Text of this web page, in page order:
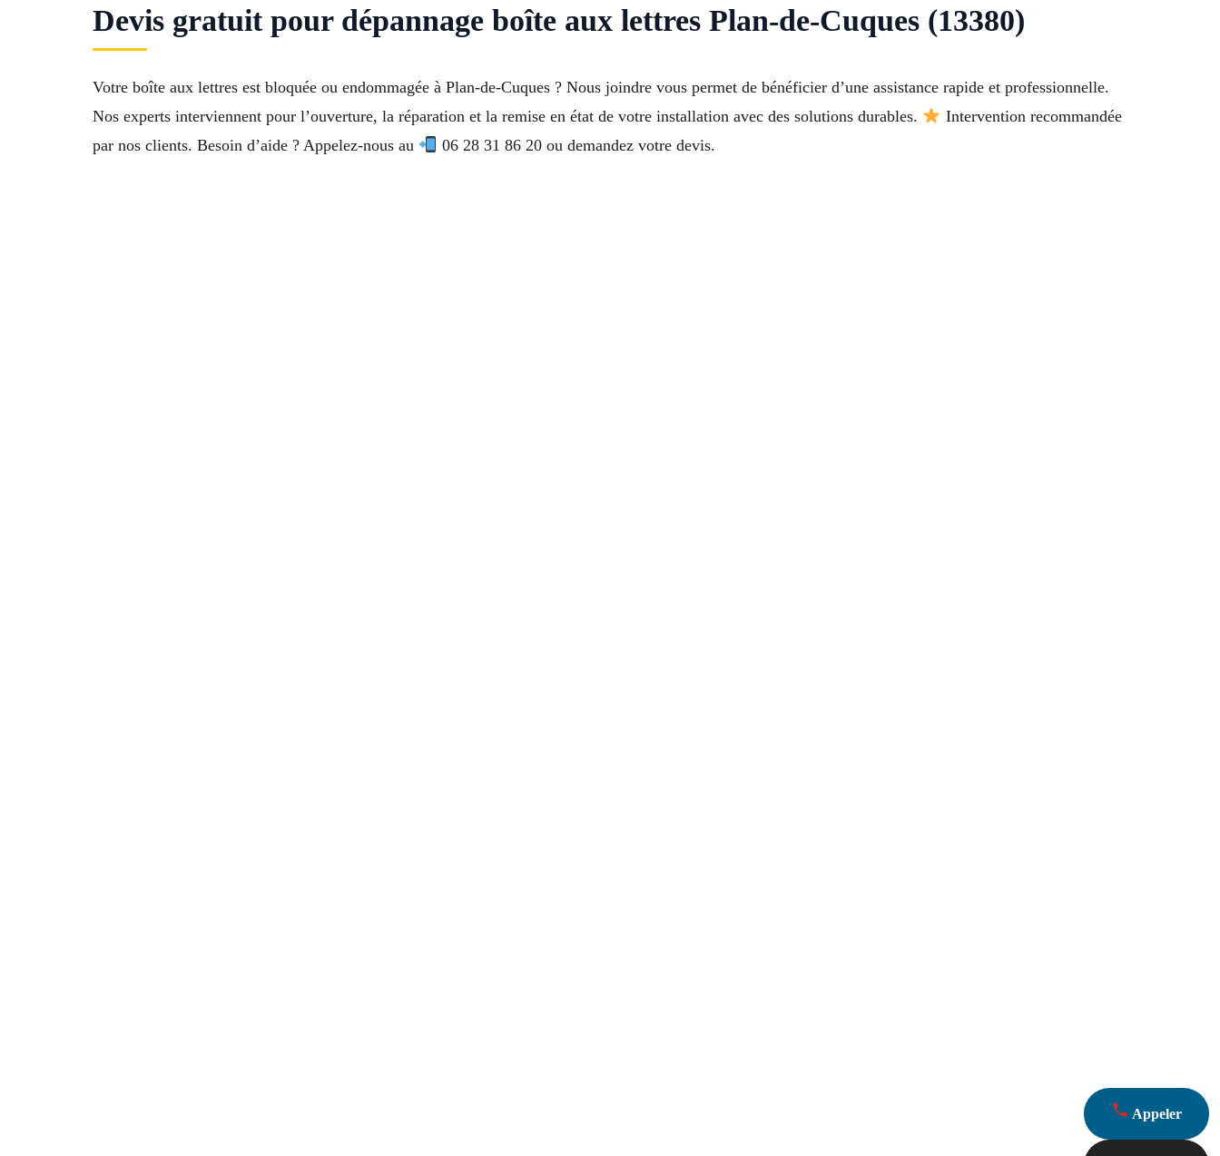
Devis gratuit pour dépannage boîte aux lettres Plan-de-Cuques (13380)
Votre boîte aux lettres est bloquée ou endommagée à Plan-de-Cuques ? Nous joindre vous permet de bénéficier d’une assistance rapide et professionnelle.
Nos experts interviennent pour l’ouverture, la réparation et la remise en état de votre installation avec des solutions durables.
Intervention recommandée
par nos clients. Besoin d’aide ? Appelez-nous au
06 28 31 86 20 ou demandez votre devis.
Appeler